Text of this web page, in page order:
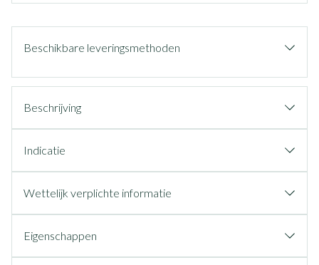
Beschikbare leveringsmethoden
Beschrijving
Indicatie
Wettelijk verplichte informatie
Eigenschappen